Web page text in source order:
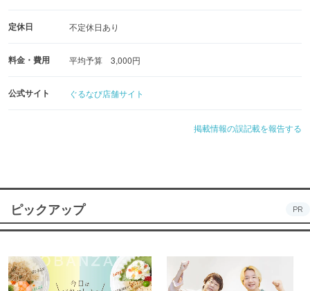
定休日 不定休日あり
料金・費用 平均予算 3,000円
公式サイト ぐるなび店舗サイト
掲載情報の誤記載を報告する
ピックアップ PR